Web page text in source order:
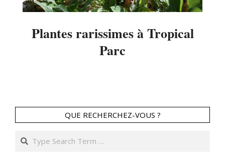
Plantes rarissimes à Tropical
Parc
QUE RECHERCHEZ-VOUS ?
Search